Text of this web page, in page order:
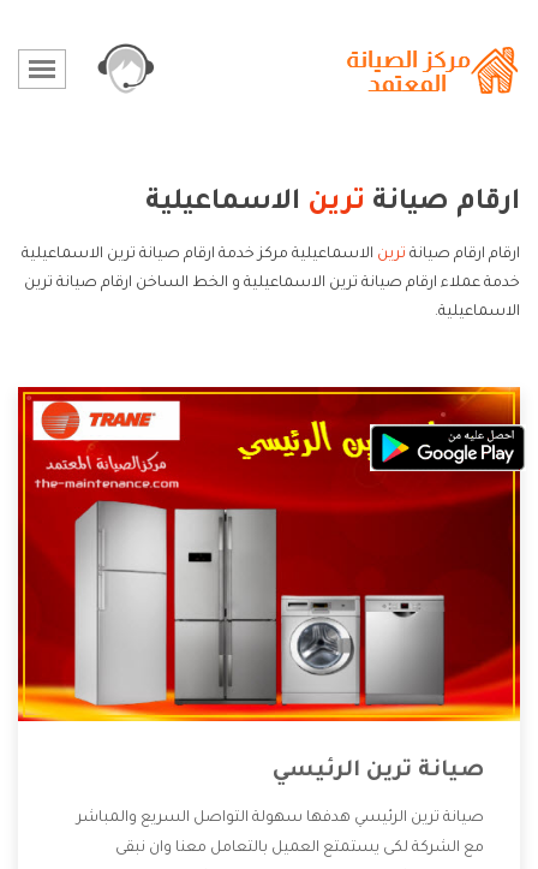
ارقام صيانة ترين الاسماعيلية
ارقام ارقام صيانة ترين الاسماعيلية مركز خدمة ارقام صيانة ترين الاسماعيلية
خدمة عملاء ارقام صيانة ترين الاسماعيلية و الخط الساخن ارقام صيانة ترين
الاسماعيلية.
صيانة ترين الرئيسي
صيانة ترين الرئيسي هدفها سهولة التواصل السريع والمباشر
مع الشركة لكى يستمتع العميل بالتعامل معنا وان نبقى